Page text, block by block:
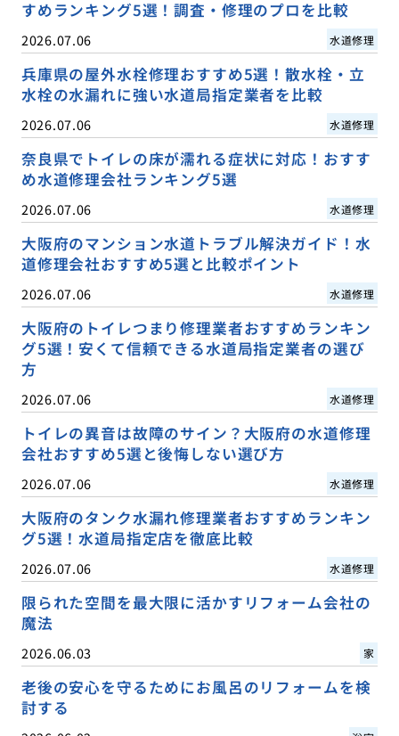
すめランキング5選！調査・修理のプロを比較
2026.07.06 水道修理
兵庫県の屋外水栓修理おすすめ5選！散水栓・立
水栓の水漏れに強い水道局指定業者を比較
2026.07.06 水道修理
奈良県でトイレの床が濡れる症状に対応！おすす
め水道修理会社ランキング5選
2026.07.06 水道修理
大阪府のマンション水道トラブル解決ガイド！水
道修理会社おすすめ5選と比較ポイント
2026.07.06 水道修理
大阪府のトイレつまり修理業者おすすめランキン
グ5選！安くて信頼できる水道局指定業者の選び
方
2026.07.06 水道修理
トイレの異音は故障のサイン？大阪府の水道修理
会社おすすめ5選と後悔しない選び方
2026.07.06 水道修理
大阪府のタンク水漏れ修理業者おすすめランキン
グ5選！水道局指定店を徹底比較
2026.07.06 水道修理
限られた空間を最大限に活かすリフォーム会社の
魔法
2026.06.03 家
老後の安心を守るためにお風呂のリフォームを検
討する